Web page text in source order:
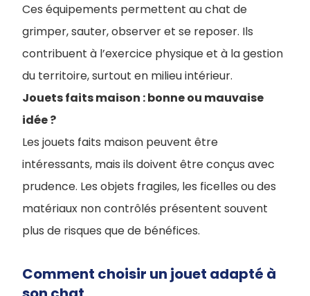
Ces équipements permettent au chat de
grimper, sauter, observer et se reposer. Ils
contribuent à l’exercice physique et à la gestion
du territoire, surtout en milieu intérieur.
Jouets faits maison : bonne ou mauvaise
idée ?
Les jouets faits maison peuvent être
intéressants, mais ils doivent être conçus avec
prudence. Les objets fragiles, les ficelles ou des
matériaux non contrôlés présentent souvent
plus de risques que de bénéfices.
Comment choisir un jouet adapté à